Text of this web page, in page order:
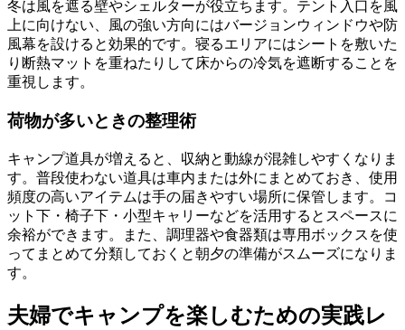
冬は風を遮る壁やシェルターが役立ちます。テント入口を風
上に向けない、風の強い方向にはバージョンウィンドウや防
風幕を設けると効果的です。寝るエリアにはシートを敷いた
り断熱マットを重ねたりして床からの冷気を遮断することを
重視します。
荷物が多いときの整理術
キャンプ道具が増えると、収納と動線が混雑しやすくなりま
す。普段使わない道具は車内または外にまとめておき、使用
頻度の高いアイテムは手の届きやすい場所に保管します。コ
ット下・椅子下・小型キャリーなどを活用するとスペースに
余裕ができます。また、調理器や食器類は専用ボックスを使
ってまとめて分類しておくと朝夕の準備がスムーズになりま
す。
夫婦でキャンプを楽しむための実践レ